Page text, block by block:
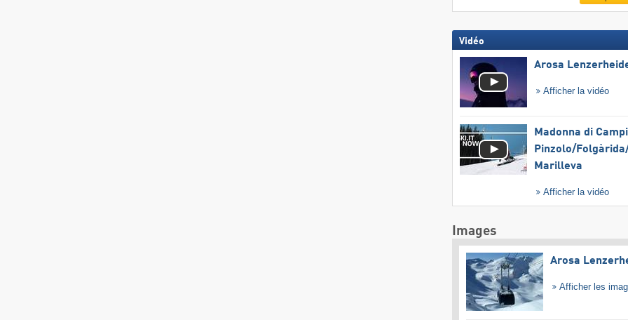
Vidéo
Arosa
Afficher la vidéo
Madonna di
Pinzolo/​
Marilleva
Afficher la vidéo
Images
Arosa
Afficher les